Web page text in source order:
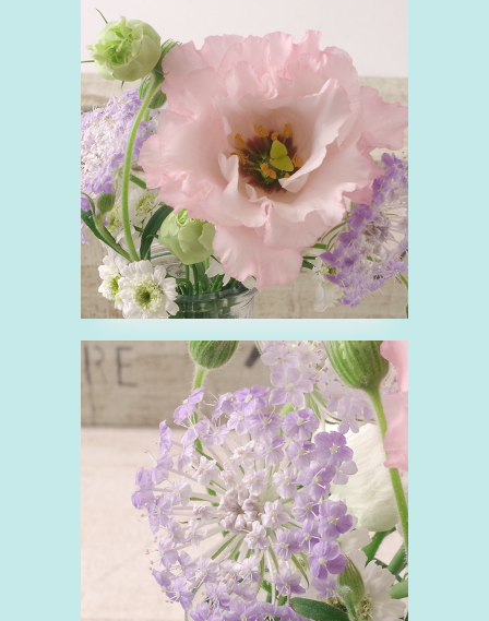
■トルコキキョウ
と
ピンク リンドウ科
■ブルーレースフラワ
ー（ブルー）
ウコギ科 セリ科 花 青